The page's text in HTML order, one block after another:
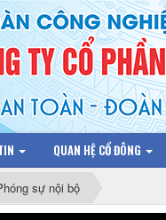
QUAN HỆ CỔ ĐÔNG
sự nội bộ